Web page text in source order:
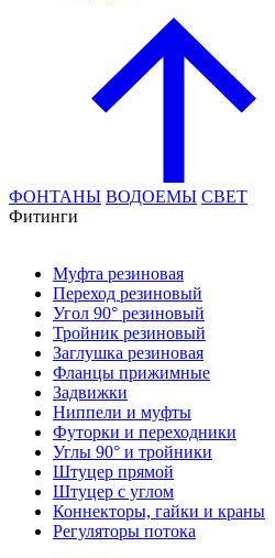
ФОНТАНЫ ВОДОЕМЫ СВЕТ
Фитинги
Муфта резиновая
Переход резиновый
Угол 90° резиновый
Тройник резиновый
Заглушка резиновая
Фланцы прижимные
Задвижки
Ниппели и муфты
Футорки и переходники
Углы 90° и тройники
Штуцер прямой
Штуцер с углом
Коннекторы, гайки и краны
Регуляторы потока